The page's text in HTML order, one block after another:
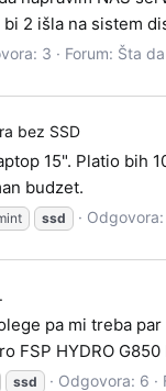
2 išla na sistem
3 Forum: Šta
bez SSD
15". Platio
budzet.
ssd
pa mi treba
FSP HYDRO
ssd Odgovora: 6